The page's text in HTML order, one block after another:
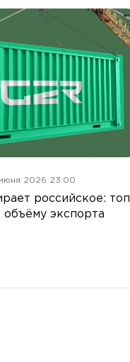
2026 23:00
российское: топ
объёму экспорта